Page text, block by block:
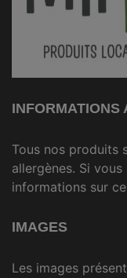
INFORMATIONS
Tous nos produits
allergènes. Si
informations sur
IMAGES
Les images